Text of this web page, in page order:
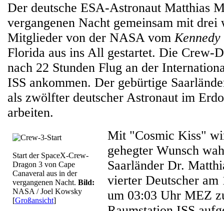
Der deutsche ESA-Astronaut Matthias
vergangenen Nacht gemeinsam mit drei
Mitglieder von der NASA vomKennedy
Florida aus ins All gestartet. Die Crew-
nach 22 Stunden Flug an der
ISS ankommen. Der gebürtige
als zwölfter deutscher Astronaut im
arbeiten.
Start der SpaceX-Crew-
Dragon 3 von Cape
Canaveral aus in der
vergangenen Nacht. Bild:
NASA / Joel Kowsky
[Großansicht]
Mit "Cosmic Kiss"
gehegter Wunsch
Saarländer Dr.
vierter Deutscher am
um 03:03 Uhr MEZ